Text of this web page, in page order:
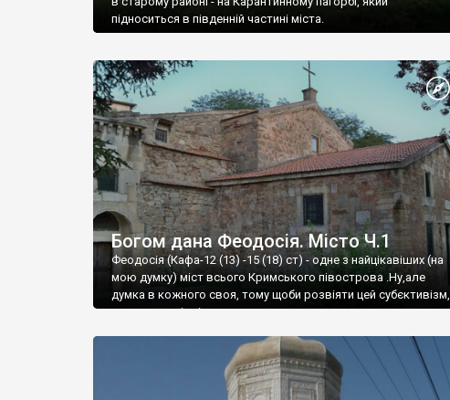
підноситься в південній частині міста.
Богом дана Феодосія. Місто Ч.1
Феодосія (Кафа-12 (13) -15 (18) ст) - одне з найцікавіших (на
мою думку) міст всього Кримського півострова .Ну,але
думка в кожного своя, тому щоби розвіяти цей субєктивізм,
запрошую відвідати це